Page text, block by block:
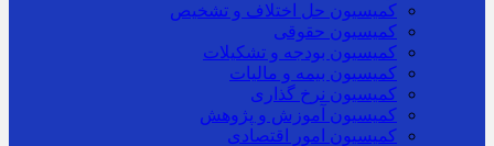
کمیسیون حل اختلاف و تشخیص
کمیسیون حقوقی
کمیسیون بودجه و تشکیلات
کمیسیون بیمه و مالیات
کمیسیون نرخ گذاری
کمیسیون آموزش و پژوهش
کمیسیون امور اقتصادی